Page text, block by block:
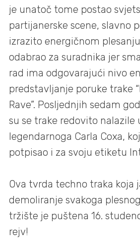
je unatoč tome postao
partijanerske scene, slavno
izrazito energičnom
odabrao za suradnika jer
rad ima odgovarajući nivo
predstavljanje poruke trake
Rave”. Posljednjih sedam
su se trake redovito nalazile
legendarnoga Carla Coxa,
potpisao i za svoju etiketu
Ova tvrda techno traka koja
demoliranje svakoga
tržište je puštena 16.
rejv!